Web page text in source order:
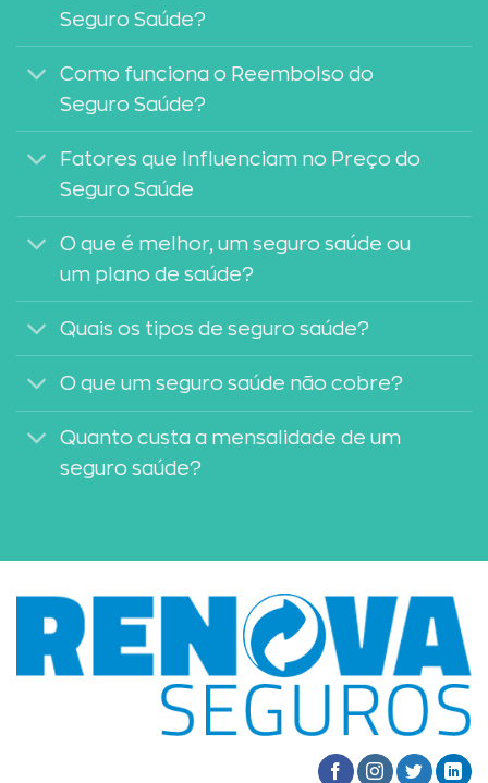
Seguro Saúde?
Como funciona o Reembolso do
Seguro Saúde?
Fatores que Influenciam no Preço do
Seguro Saúde
O que é melhor, um seguro saúde ou
um plano de saúde?
Quais os tipos de seguro saúde?
O que um seguro saúde não cobre?
Quanto custa a mensalidade de um
seguro saúde?